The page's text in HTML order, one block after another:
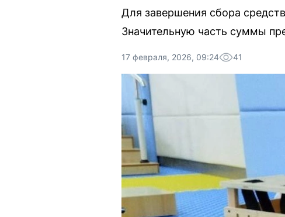
Для завершения сбора
Значительную часть суммы
17 февраля, 2026, 09:24 41